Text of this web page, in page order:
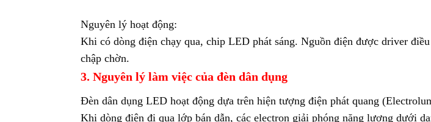
Nguyên lý hoạt động:
Khi có dòng điện chạy qua, chip LED phát sáng. Nguồn điện được driver
chập chờn.
3. Nguyên lý làm việc của đèn dân dụng
Đèn dân dụng LED hoạt động dựa trên hiện tượng điện phát quang
Khi dòng điện đi qua lớp bán dẫn, các electron giải phóng năng lượng dưới